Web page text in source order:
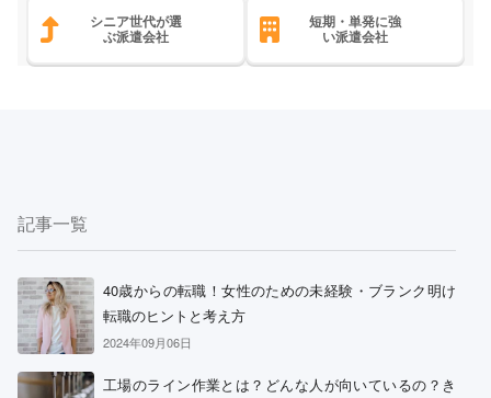
シニア世代が選
ぶ派遣会社
短期・単発に強
い派遣会社
記事一覧
40歳からの転職！女性のための未経験・ブランク明け
転職のヒントと考え方
2024年09月06日
工場のライン作業とは？どんな人が向いているの？き